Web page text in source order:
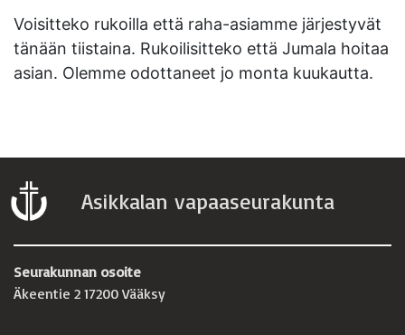
Voisitteko rukoilla että raha-asiamme järjestyvät
tänään tiistaina. Rukoilisitteko että Jumala hoitaa
asian. Olemme odottaneet jo monta kuukautta.
Asikkalan vapaaseurakunta
Seurakunnan osoite
Äkeentie 2 17200 Vääksy